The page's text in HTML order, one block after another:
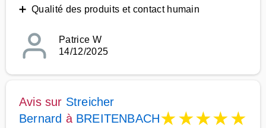
➕ Qualité des produits et contact humain
Patrice W
14/12/2025
Avis sur Streicher
Bernard à BREITENBACH★★★★★